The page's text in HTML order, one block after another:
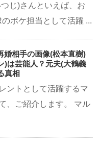
じ)さんといえば、お
ボケ担当として活躍 ...
婚相手の画像(松本直樹)
)は芸能人？元夫(大鶴義
真相
ントとして活躍するマ
、ご紹介します。 マル